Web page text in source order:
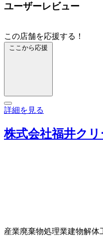
ユーザーレビュー
この店舗を応援する！
ここから応援
詳細を見る
株式会社福井ク
産業廃棄物処理業建物解体